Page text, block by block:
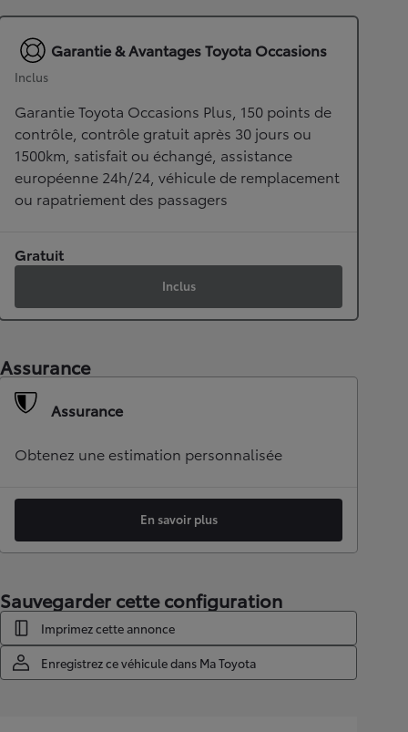
Garantie & Avantages Toyota Occasions
Inclus
Garantie Toyota Occasions Plus, 150 points de
contrôle, contrôle gratuit après 30 jours ou
1500km, satisfait ou échangé, assistance
européenne 24h/24, véhicule de remplacement
ou rapatriement des passagers
Gratuit
Inclus
Assurance
Assurance
Obtenez une estimation personnalisée
En savoir plus
Sauvegarder cette configuration
Imprimez cette annonce
Enregistrez ce véhicule dans Ma Toyota